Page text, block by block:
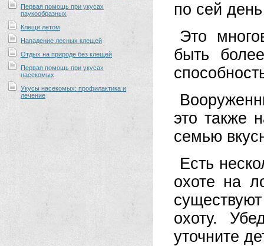
Первая помощь при укусах
паукообразных
Клещи летом
Нападение лесных клещей
Отдых на природе без клещей
Первая помощь при укусах
насекомых
Укусы насекомых: профилактика и
лечение
по сей
Это
быть
это также
семью
Есть
охоте на
охоту.
уточните